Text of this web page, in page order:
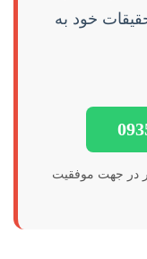
خود به
در جهت موفقیت